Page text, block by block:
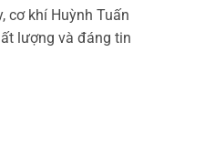
cơ khí Huỳnh Tuấn
lượng và đáng tin